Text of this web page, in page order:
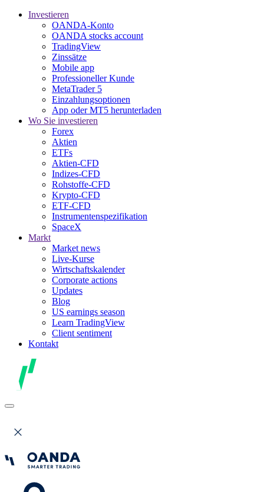
Investieren
OANDA-Konto
OANDA stocks account
TradingView
Zinssätze
Mobile app
Professioneller Kunde
MetaTrader 5
Einzahlungsoptionen
App oder MT5 herunterladen
Wo Sie investieren
Forex
Aktien
ETFs
Aktien-CFD
Indizes-CFD
Rohstoffe-CFD
Krypto-CFD
ETF-CFD
Instrumentenspezifikation
SpaceX
Markt
Market news
Live-Kurse
Wirtschaftskalender
Corporate actions
Updates
Blog
US earnings season
Learn TradingView
Client sentiment
Kontakt